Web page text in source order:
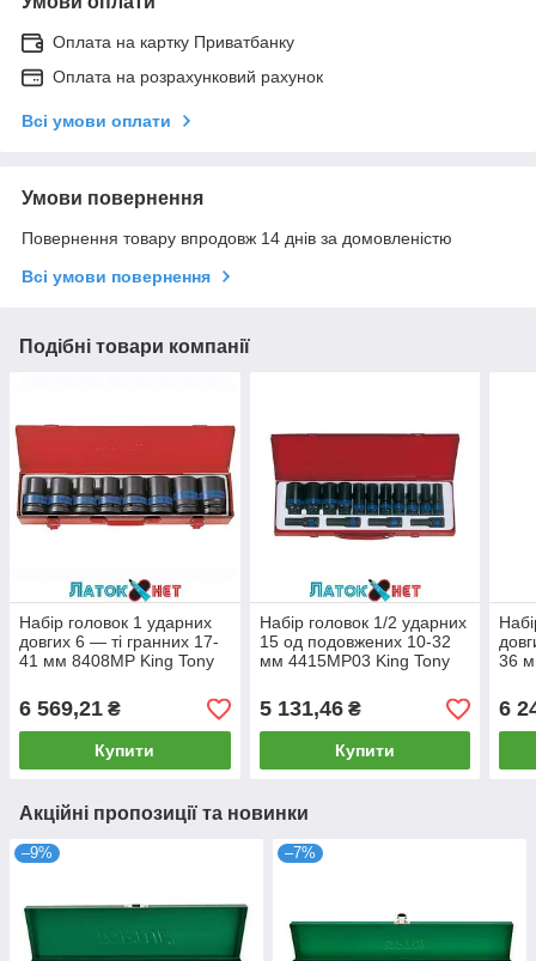
Оплата на картку Приватбанку
Оплата на розрахунковий рахунок
Всі умови оплати
Умови повернення
Повернення товару впродовж 14 днів за домовленістю
Всі умови повернення
Подібні товари компанії
Набір головок 1 ударних
довгих 6 — ті гранних 17-
41 мм 8408MP King Tony
6 569,21 ₴
Купити
Набір головок 1/2 ударних
15 од подовжених 10-32
мм 4415MP03 King Tony
5 131,46₴
Купити
36
6
Акційні пропозиції та новинки
–9% –7%